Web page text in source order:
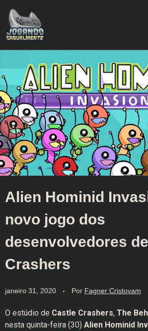
Alien Hominid
novo jogo dos
desenvolvedores
Crashers
janeiro 31, 2020 Por Fagner Cristovam
O estúdio de Castle Crashers, The
nesta quinta-feira (30) Alien Hominid